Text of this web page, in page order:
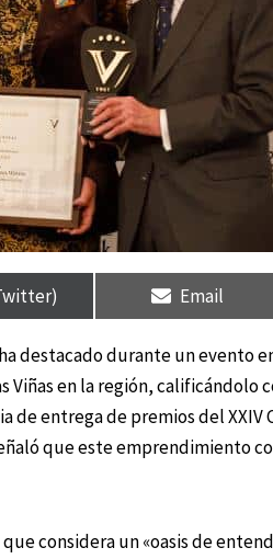
Compartir
en
Email
destacado durante un evento
en la región, calificándolo
de entrega de premios del XXIV
que este emprendimiento
considera un «oasis de
Compartir
en